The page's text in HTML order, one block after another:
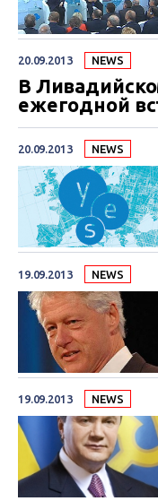
20.09.2013 NEWS
В
ежегодной
20.09.2013 NEWS
19.09.2013 NEWS
19.09.2013 NEWS